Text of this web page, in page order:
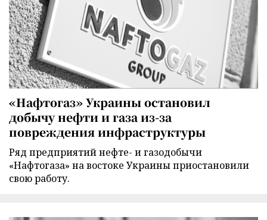
«Нафтогаз» Украины остановил
добычу нефти и газа из-за
повреждения инфраструктуры
Ряд предприятий нефте- и газодобычи
«Нафтогаза» на востоке Украины приостановили
свою работу.